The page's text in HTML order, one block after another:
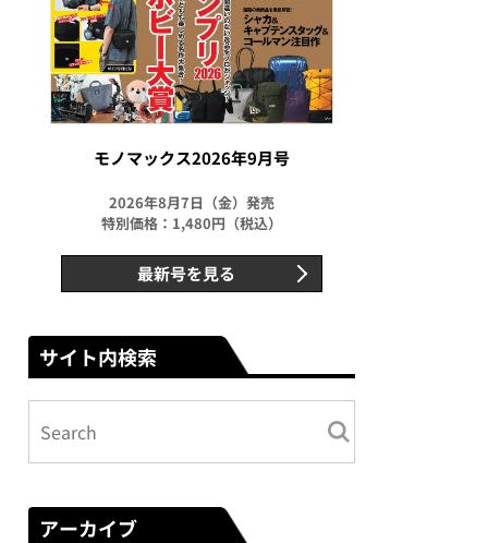
モノマックス2026年9月号
2026年8月7日（金）発売
特別価格：1,480円（税込）
最新号を見る
サイト内検索
アーカイブ